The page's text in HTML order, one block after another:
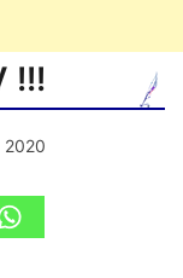
!!!
2020